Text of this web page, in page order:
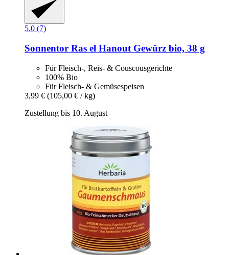
5.0 (7)
Sonnentor Ras el Hanout Gewürz bio, 38 g
Für Fleisch-, Reis- & Couscousgerichte
100% Bio
Für Fleisch- & Gemüsespeisen
3,99 € (105,00 € / kg)
Zustellung bis 10. August